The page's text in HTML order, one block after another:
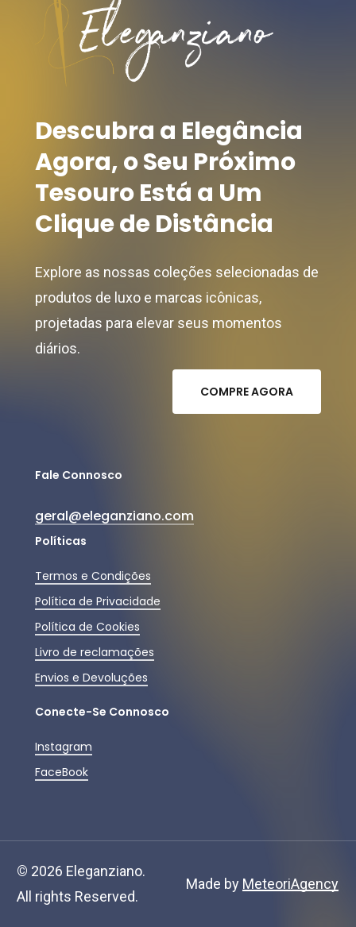
Descubra a Elegância
Agora,oSeu Próximo
TesouroEstá a Um
CliquedeDistância
Explore as nossas coleções selecionadas de
produtos de luxo e marcas icônicas,
projetadas para elevar seus momentos
diários.
COMPREAGORA
Fale Connosco
geral@eleganziano.com
Políticas
Termos e Condições
Política de Privacidade
Política de Cookies
Livro de reclamações
Envios e Devoluções
Conecte-Se Connosco
Instagram
FaceBook
© 2026 Eleganziano.
All rights Reserved.
Made by MeteoriAgency